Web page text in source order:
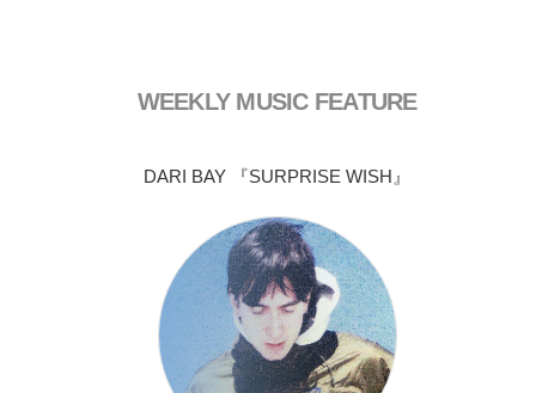
WEEKLY MUSIC FEATURE
DARI BAY 『SURPRISE WISH』